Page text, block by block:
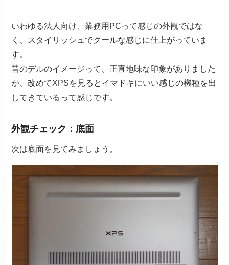
いわゆる法人向け、業務用PCって感じの外観ではな
く、スタイリッシュでクールな感じに仕上がっていま
す。
昔のデルのイメージって、正直地味な印象がありました
が、改めてXPSを見るとイマドキにいい感じの機種を出
してきているって感じです。
外観チェック：底面
次は底面を見てみましょう。